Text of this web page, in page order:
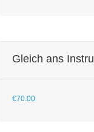
Gleich ans
€70.00